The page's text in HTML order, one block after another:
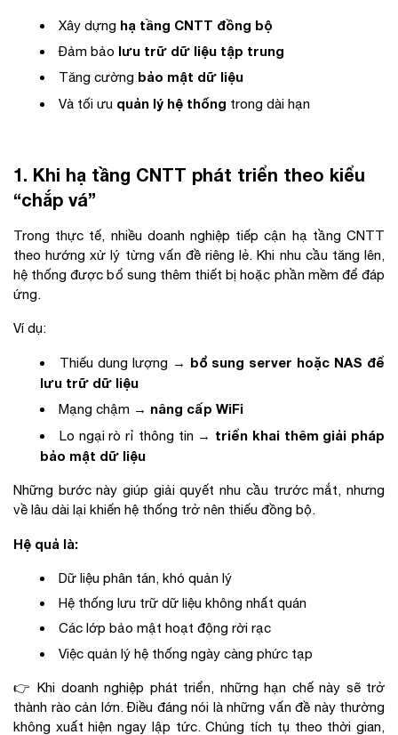
Xây dựng hạ tầng CNTT đồng bộ
Đảm bảo lưu trữ dữ liệu tập trung
Tăng cường bảo mật dữ liệu
Và tối ưu quản lý hệ thống trong dài hạn
1. Khi hạ tầng CNTT phát triển theo kiểu
“chắp vá”
Trong thực tế, nhiều doanh nghiệp tiếp cận hạ tầng CNTT
theo hướng xử lý từng vấn đề riêng lẻ. Khi nhu cầu tăng lên,
hệ thống được bổ sung thêm thiết bị hoặc phần mềm để đáp
ứng.
Ví dụ:
Thiếu dung lượng → bổ sung server hoặc NAS để
lưu trữ dữ liệu
Mạng chậm → nâng cấp WiFi
Lo ngại rò rỉ thông tin → triển khai thêm giải pháp
bảo mật dữ liệu
Những bước này giúp giải quyết nhu cầu trước mắt, nhưng
về lâu dài lại khiến hệ thống trở nên thiếu đồng bộ.
Hệ quả là:
Dữ liệu phân tán, khó quản lý
Hệ thống lưu trữ dữ liệu không nhất quán
Các lớp bảo mật hoạt động rời rạc
Việc quản lý hệ thống ngày càng phức tạp
👉 Khi doanh nghiệp phát triển, những hạn chế này sẽ trở
thành rào cản lớn. Điều đáng nói là những vấn đề này thường
không xuất hiện ngay lập tức. Chúng tích tụ theo thời gian,